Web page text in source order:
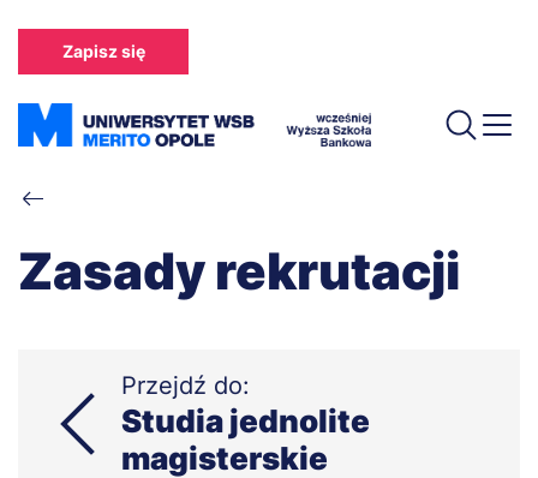
treści
Zapisz się
Ścieżka
nawigacyjna
Zasady rekrutacji
Przejdź do:
Studia jednolite
magisterskie